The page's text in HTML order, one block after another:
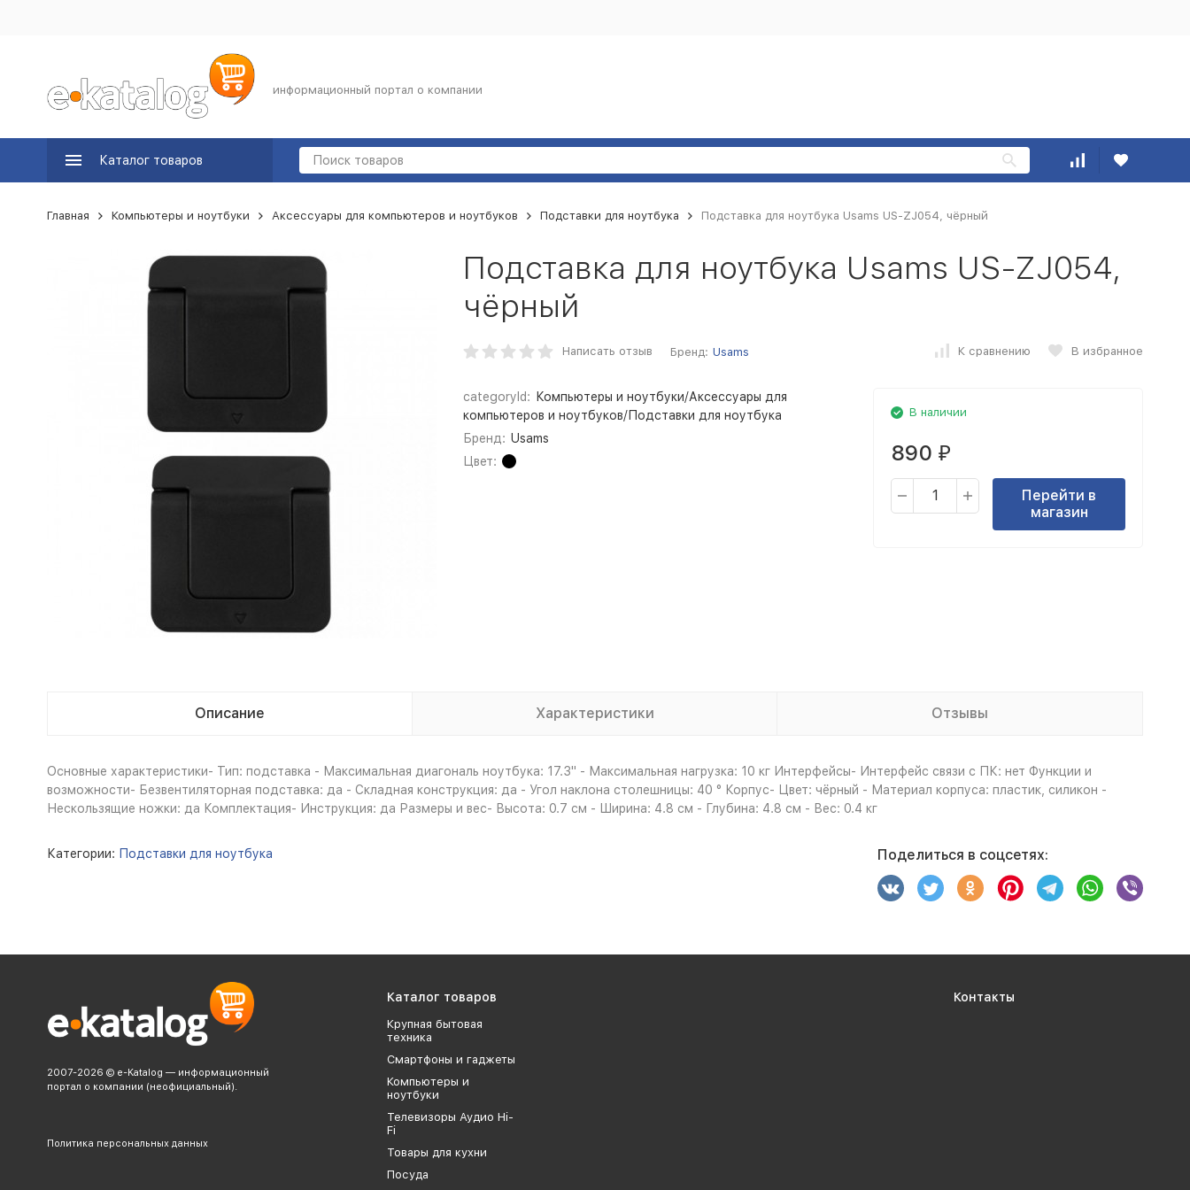
информационный портал о компании
Каталог товаров
Главная Компьютеры и ноутбуки Аксессуары для компьютеров и ноутбуков Подставки для ноутбука Подставка для ноутбука Usams US-ZJ054, чёрный
Подставка для ноутбука Usams US-ZJ054,
чёрный
Написать отзыв Бренд: Usams К сравнению В избранное
categoryId:
Компьютеры и ноутбуки/Аксессуары для
компьютеров и ноутбуков/Подставки для ноутбука
Бренд: Usams
Цвет:
В наличии
890 ₽
Перейти в
магазин
Описание Характеристики Отзывы
Основные характеристики- Тип: подставка - Максимальная диагональ ноутбука: 17.3" - Максимальная нагрузка: 10 кг Интерфейсы- Интерфейс связи с ПК: нет Функции и
возможности- Безвентиляторная подставка: да - Складная конструкция: да - Угол наклона столешницы: 40 ° Корпус- Цвет: чёрный - Материал корпуса: пластик, силикон -
Нескользящие ножки: да Комплектация- Инструкция: да Размеры и вес- Высота: 0.7 см - Ширина: 4.8 см - Глубина: 4.8 см - Вес: 0.4 кг
Категории: Подставки для ноутбука Поделиться в соцсетях:
2007-2026 © e-Katalog — информационный
портал о компании (неофициальный).
Политика персональных данных
Каталог товаров
Крупная бытовая
техника
Смартфоны и гаджеты
Компьютеры и
ноутбуки
Телевизоры Аудио Hi-
Fi
Товары для кухни
Посуда
Контакты